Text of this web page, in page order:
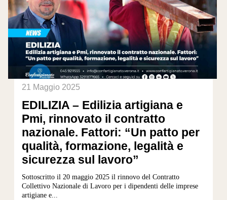
21 Maggio 2025
EDILIZIA – Edilizia artigiana e
Pmi, rinnovato il contratto
nazionale. Fattori: “Un patto per
qualità, formazione, legalità e
sicurezza sul lavoro”
Sottoscritto il 20 maggio 2025 il rinnovo del Contratto
Collettivo Nazionale di Lavoro per i dipendenti delle imprese
artigiane e...